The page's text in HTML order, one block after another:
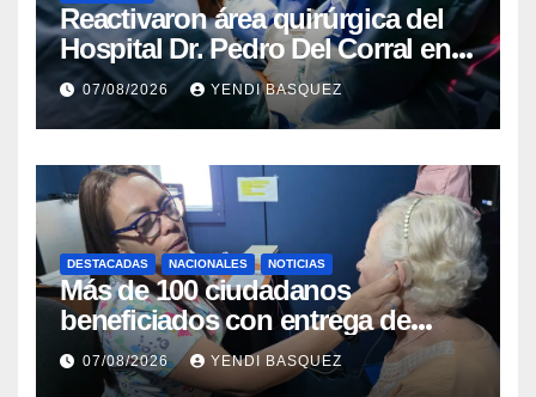
Reactivaron área quirúrgica del
Hospital Dr. Pedro Del Corral en
Guárico
07/08/2026 YENDI BASQUEZ
DESTACADAS NACIONALES NOTICIAS
Más de 100 ciudadanos
beneficiados con entrega de
prótesis auditivas en el Centro de
Rehabilitación J.J. Arvelo
07/08/2026 YENDI BASQUEZ